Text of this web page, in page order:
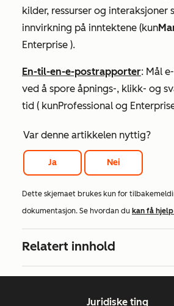
kilder, ressurser og interaksjoner
innvirkning på inntektene (kun
Enterprise ).
En-til-en-e-postrapporter: Mål
ved å spore åpnings-, klikk- og
tid ( kunProfessional og
Var denne artikkelen nyttig?
Ja Nei
Dette skjemaet brukes kun for
dokumentasjon. Se hvordan du kan få
Relatert innhold
Juridiske ting